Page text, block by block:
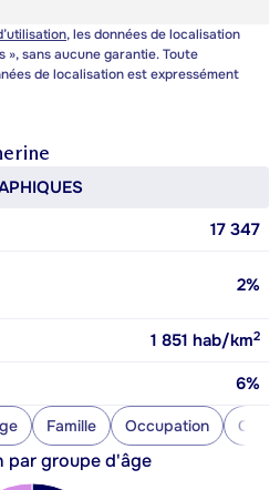
, les données de localisation
sans aucune garantie. Toute
de localisation est expressément
17 347
2%
1 851 hab/km2
6%
Famille Occupation
par groupe d'âge